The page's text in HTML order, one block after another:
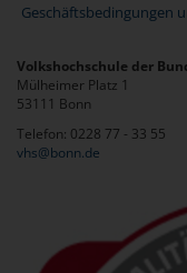
Geschäftsbedingungen
Volkshochschule der
Mülheimer Platz 1
53111 Bonn
Telefon: 0228 77 - 33 55
vhs@bonn.de